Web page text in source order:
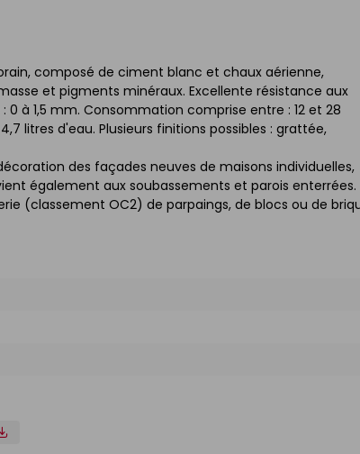
composé de ciment blanc et chaux aérienne,
et pigments minéraux. Excellente résistance aux
0 à 1,5 mm. Consommation comprise entre : 12 et 28
litres d'eau. Plusieurs finitions possibles : grattée,
des façades neuves de maisons individuelles,
également aux soubassements et parois enterrées.
(classement OC2) de parpaings, de blocs ou de